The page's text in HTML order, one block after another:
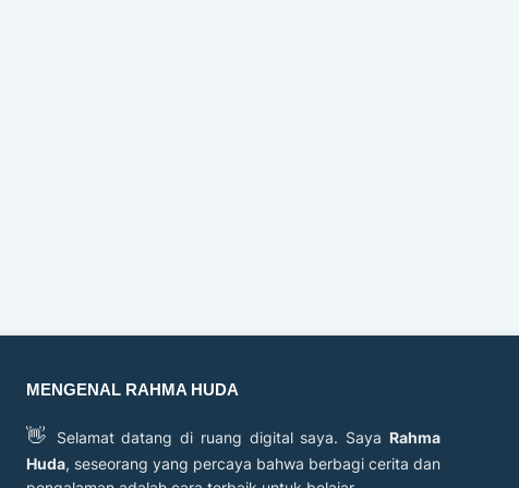
MENGENAL RAHMA HUDA
👋 Selamat datang di ruang digital saya. Saya Rahma
Huda, seseorang yang percaya bahwa berbagi cerita dan